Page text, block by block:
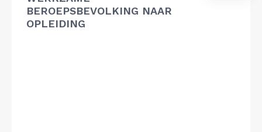
BEROEPSBEVOLKING NAAR
OPLEIDING